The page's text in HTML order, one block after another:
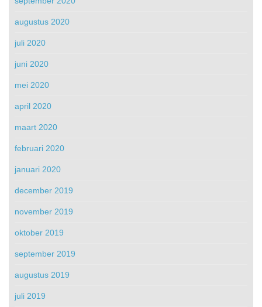
augustus 2020
juli 2020
juni 2020
mei 2020
april 2020
maart 2020
februari 2020
januari 2020
december 2019
november 2019
oktober 2019
september 2019
augustus 2019
juli 2019